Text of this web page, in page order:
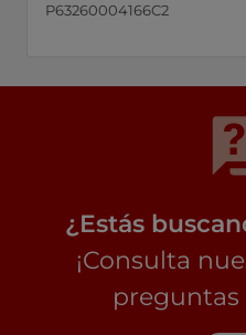
P63260004166C2
¿Estás
¡Consulta
preguntas